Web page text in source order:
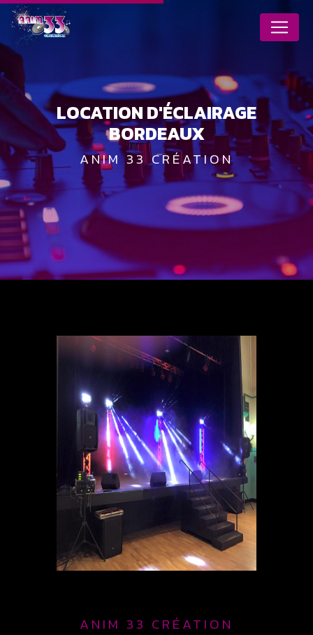
LOCATION D'ÉCLAIRAGE
BORDEAUX
ANIM 33 CRÉATION
ANIM 33 CRÉATION
Panneau de gestion des cookies